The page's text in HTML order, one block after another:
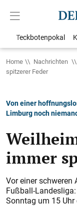
Teckbotenpokal
Home Nachrichten
spitzerer Feder
Von einer
Limburg noch
immer
Vor einer schweren
Fußball-
Sonntag um 15 Uhr